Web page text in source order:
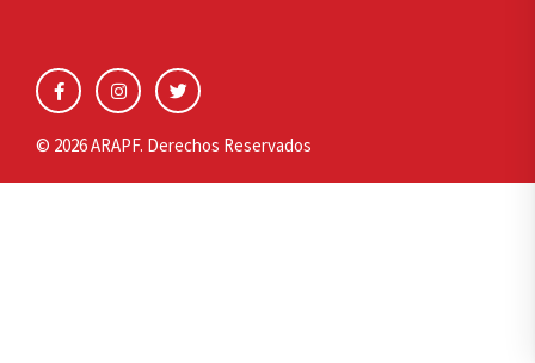
© 2026 ARAPF. Derechos Reservados